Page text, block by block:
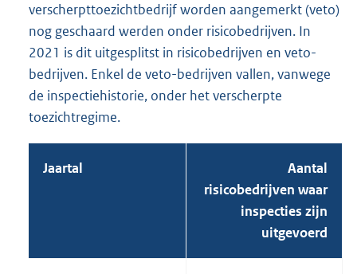
verscherpttoezichtbedrijf worden aangemerkt (veto)
nog geschaard werden onder risicobedrijven. In
2021 is dit uitgesplitst in risicobedrijven en veto-
bedrijven. Enkel de veto-bedrijven vallen, vanwege
de inspectiehistorie, onder het verscherpte
toezichtregime.
Jaartal
Aantal
risicobedrijven waar
inspecties zijn
uitgevoerd